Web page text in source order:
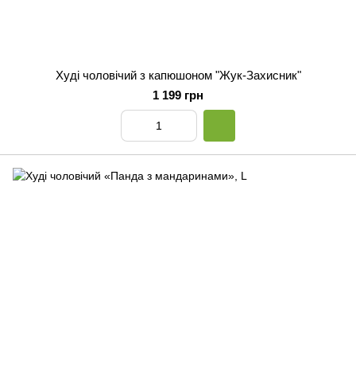
Худі чоловічий з капюшоном "Жук-Захисник"
1 199 грн